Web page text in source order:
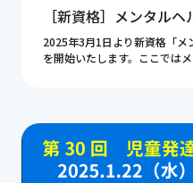
［新資格］メンタル
2025年3月1日より新資格「メ
を開始いたします。ここでは